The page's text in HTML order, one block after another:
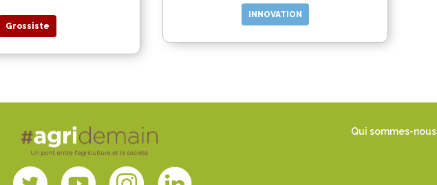
Grossiste
INNOVATION
Qui sommes-nous